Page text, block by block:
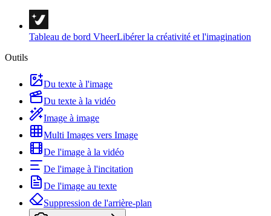
Tableau de bord VheerLibérer la créativité et l'imagination
Outils
Du texte à l'image
Du texte à la vidéo
Image à image
Multi Images vers Image
De l'image à la vidéo
De l'image à l'incitation
De l'image au texte
Suppression de l'arrière-plan